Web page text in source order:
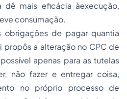
dê mais eficácia àexecução,
consumação.
obrigações de pagar quantia
a alteração no CPC de
apenas para as tutelas
não fazer e entregar coisa,
no próprio processo de